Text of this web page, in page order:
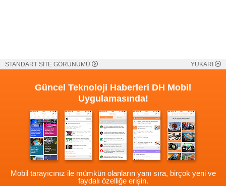
STANDART SİTE GÖRÜNÜMÜ YUKARI
Güncel Teknoloji Haberleri DH Mobil
Uygulamasında!
Mobil tarayıcınız ile mümkün olanların yanı sıra, birçok yeni ve
faydalı özelliğe erişin.